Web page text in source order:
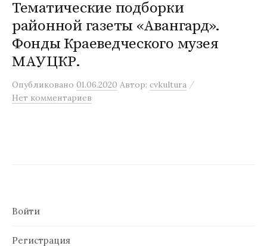
Тематические подборки
районной газеты «Авангард».
Фонды Краеведческого музея
МАУЦКР.
Опубликовано 01.06.2020 Автор: cvkultura /
Нет комментариев
Войти
Регистрация